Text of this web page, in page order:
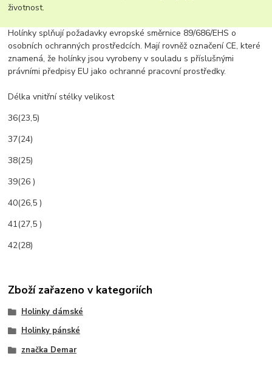
životnost.
Holínky splňují požadavky evropské směrnice 89/686/EHS o
osobních ochranných prostředcích. Mají rovněž označení CE, které
znamená, že holínky jsou vyrobeny v souladu s příslušnými
právními předpisy EU jako ochranné pracovní prostředky.
Délka vnitřní stélky velikost
36(23,5)
37(24)
38(25)
39(26 )
40(26,5 )
41(27,5 )
42(28)
Zboží zařazeno v kategoriích
Holinky dámské
Holinky pánské
značka Demar